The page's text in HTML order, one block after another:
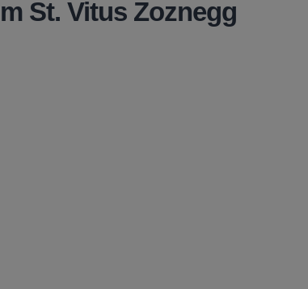
St. Vitus Zoznegg